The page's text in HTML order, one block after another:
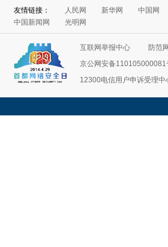
友情链接： 人民网 新华网
中国网
中国新闻网
光明网
互联网举报中心
防范
京公网安备110105000081
12300电信用户申诉受理中